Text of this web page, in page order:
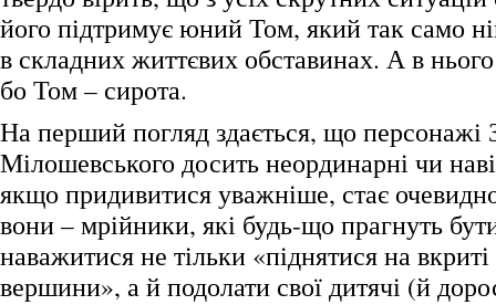
його підтримує юний Том, який так само
в складних життєвих обставинах. А в нього
бо Том – сирота.
На перший погляд здається, що персонажі
Мілошевського досить неординарні чи
якщо придивитися уважніше, стає
вони – мрійники, які будь-що прагнуть
наважитися не тільки «піднятися на
вершини», а й подолати свої дитячі (й